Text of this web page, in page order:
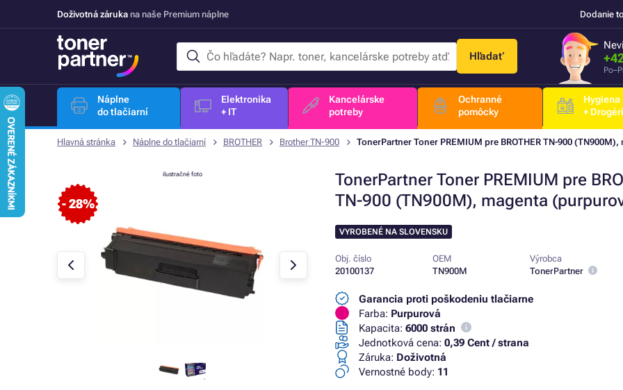
Doživotná záruka na naše Premium náplne Dodanie
Hľadať
Náplne
do tlačiarní
Elektronika
+ IT
Kancelárske
potreby
Ochranné
pomôcky
Hygiena
+
Hlavná stránka Náplne do tlačiarní BROTHER Brother TN-900 TonerPartner Toner PREMIUM pre BROTHER TN-900
TonerPartner Toner PREMIUM pre
TN-900 (TN900M), magenta
- 28%
ilustračné foto
VYROBENÉ NA SLOVENSKU
Obj. číslo
20100137
OEM
TN900M
Výrobca
TonerPartner
Garancia proti poškodeniu tlačiarne
Farba: Purpurová
Kapacita: 6000 strán
Jednotková cena: 0,39 Cent / strana
Záruka: Doživotná
Vernostné body: 11